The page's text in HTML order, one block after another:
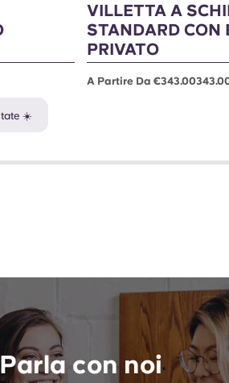
☀️
VILLETTA A
STANDARD CON
PRIVATO
A Partire Da
Parla con noi